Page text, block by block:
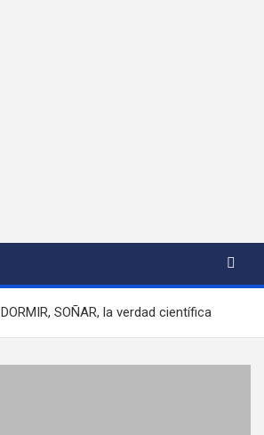
DORMIR, SOÑAR, la verdad científica